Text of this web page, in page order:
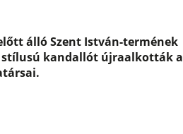
álló Szent István-termének
kandallót újraalkották a